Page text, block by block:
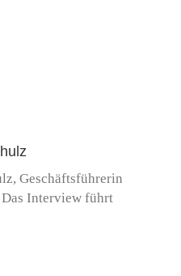
Geschäftsführerin
Interview führt